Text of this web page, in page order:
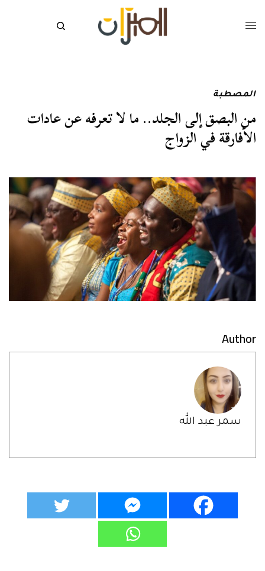
المصطبة
من البصق إلى الجلد.. ما لا تعرفه عن عادات
الأفارقة في الزواج
Author
سمر عبد الله